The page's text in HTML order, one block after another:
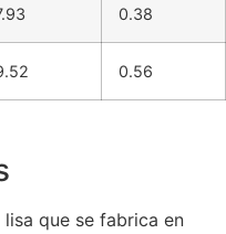
0.38
0.56
que se fabrica en